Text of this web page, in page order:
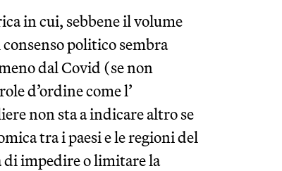
in cui, sebbene il volume
politico sembra
dal Covid (se non
d’ordine come l’
non sta a indicare altro se
tra i paesi e le regioni del
di impedire o limitare la